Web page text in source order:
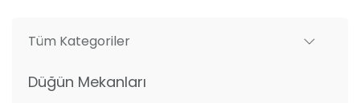
Tüm Kategoriler
Düğün Mekanları